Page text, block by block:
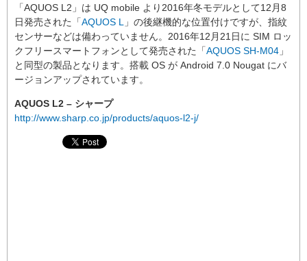
「AQUOS L2」は UQ mobile より2016年冬モデルとして12月8
日発売された「AQUOS L
」の後継機的な位置付けですが、指紋
センサーなどは備わっていません。2016年12月21日に SIM ロッ
クフリースマートフォンとして発売された「AQUOS SH-M04 」
と同型の製品となります。搭載 OS が Android 7.0 Nougat にバ
ージョンアップされています。
AQUOS L2 – シャープ
http://www.sharp.co.jp/products/aquos-l2-j/